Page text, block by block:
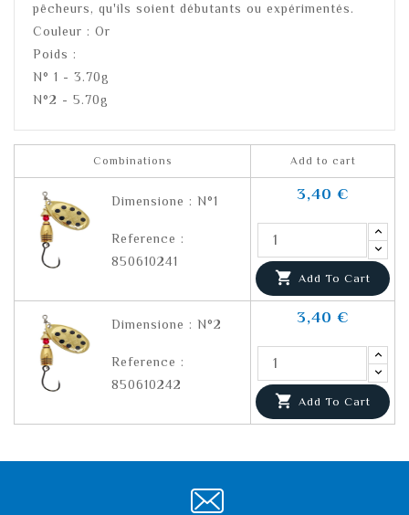
pêcheurs, qu'ils soient débutants ou expérimentés.
Couleur : Or
Poids :
N° 1 - 3.70g
N°2 - 5.70g
Combinations Add to cart
Dimensione : N°1
Reference :
850610241
3,40 €
 Add To Cart
Dimensione : N°2
Reference :
850610242
3,40 €
 Add To Cart